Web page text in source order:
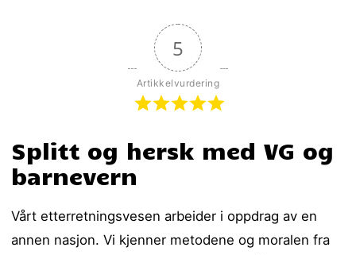
5
Artikkelvurdering
Splitt og hersk med VG og
barnevern
Vårt etterretningsvesen arbeider i oppdrag av en
annen nasjon. Vi kjenner metodene og moralen fra